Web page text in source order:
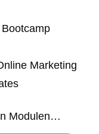
Marketing
Modulen…